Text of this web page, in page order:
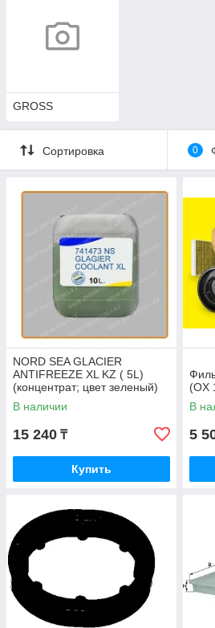
GROSS
Сортировка 0
NORD SEA GLACIER
ANTIFREEZE XL KZ ( 5L)
(концентрат; цвет зеленый)
В наличии
15 240 ₸
Купить
(OX
В
5